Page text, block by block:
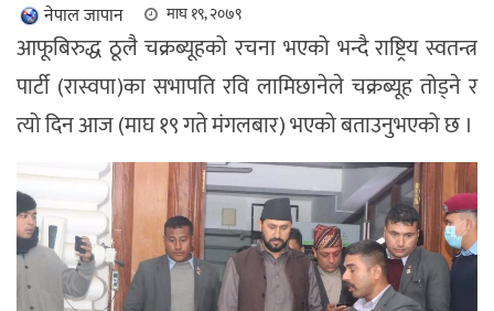
नेपाल जापान माघ १९, २०७९
आफूबिरुद्ध ठूलै चक्रब्यूहको रचना भएको भन्दै राष्ट्रिय स्वतन्त्र
पार्टी (रास्वपा)का सभापति रवि लामिछानेले चक्रब्यूह तोड्ने र
त्यो दिन आज (माघ १९ गते मंगलबार) भएको बताउनुभएको छ ।